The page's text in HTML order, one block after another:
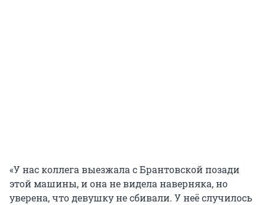
«У нас коллега выезжала с Брантовской позади
этой машины, и она не видела наверняка, но
уверена, что девушку не сбивали. У неё случилось